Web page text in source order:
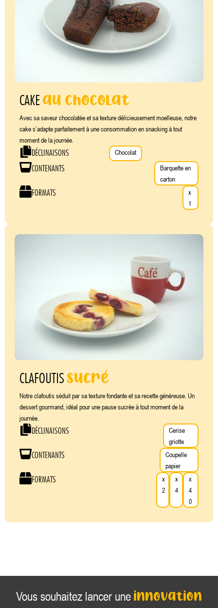
CAKEau chocolat
Avec sa saveur chocolatée et sa texture délicieusement moelleuse, notre
cake s’adapte parfaitement à une consommation en snacking à tout
moment de la journée.
DÉCLINAISONS Chocolat
CONTENANTS
Barquette en
carton
FORMATS
x
1
CLAFOUTISsucré
Notre clafoutis séduit par sa texture fondante et sa recette généreuse. Un
dessert gourmand, idéal pour une pause sucrée à tout moment de la
journée.
DÉCLINAISONS
Cerise
griotte
CONTENANTS
Coupelle
papier
FORMATS
x
2
x
4
x
4
0
Vous souhaitez lancer une innovation